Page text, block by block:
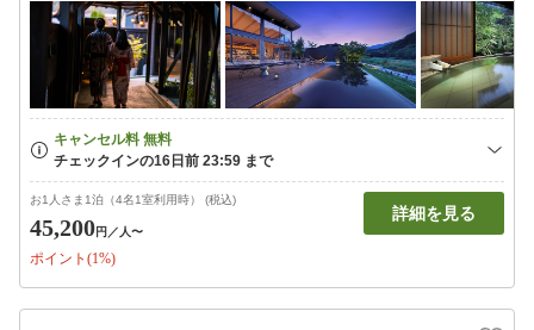
お1人さま1泊（4名1室利用時） (税込)
45,200円 ／人〜
ポイント(1%)
詳細を見る